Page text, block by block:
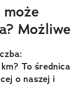
Możliwe
To średnica
o naszej i